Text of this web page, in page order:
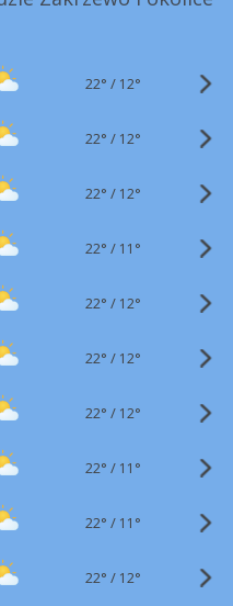
22° / 12°
22° / 12°
22° / 12°
22° / 11°
22° / 12°
22° / 12°
22° / 12°
22° / 11°
22° / 11°
22° / 12°